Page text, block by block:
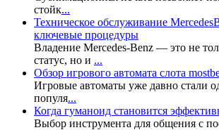
стойк...
Техническое обслуживание
ключевые процедуры
Владение Mercedes-Benz — это не
статус, но и ...
Обзор игрового автомата слота
Игровые автоматы уже давно стали
популя...
Когда гуманоид становится
Выбор инструмента для общения с